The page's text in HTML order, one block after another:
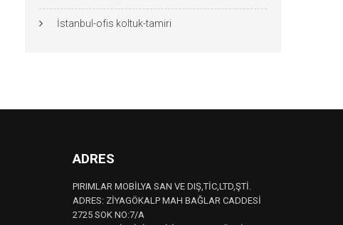
İstanbul-ofis koltuk-tamiri
ADRES
PIRIMLAR MOBİLYA SAN VE DIŞ,TİC,LTD,ŞTİ.
ADRES: ZİYAGÖKALP MAH BAĞLAR CADDESİ
2725 SOK NO:7/A